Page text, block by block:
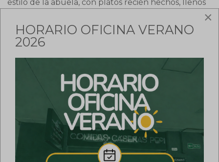
estilo de la abuela, con platos recién hechos, llenos
de cariño y tradición. Sabemos que no todos los días
tienes tiempo para cocinar, pero eso no...
Continuar leyendo
Twittear
pinterest
Un día de playa con
×
HORARIO OFICINA VERANO
2026